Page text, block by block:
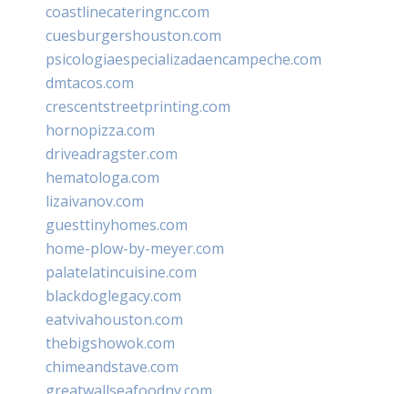
coastlinecateringnc.com
cuesburgershouston.com
psicologiaespecializadaencampeche.com
dmtacos.com
crescentstreetprinting.com
hornopizza.com
driveadragster.com
hematologa.com
lizaivanov.com
guesttinyhomes.com
home-plow-by-meyer.com
palatelatincuisine.com
blackdoglegacy.com
eatvivahouston.com
thebigshowok.com
chimeandstave.com